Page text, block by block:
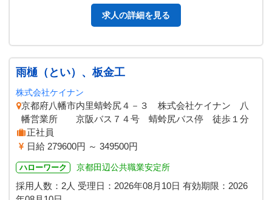
求人の詳細を見る
雨樋（とい）、板金工
株式会社ケイナン
京都府八幡市内里蜻蛉尻４－３ 株式会社ケイナン 八
幡営業所 京阪バス７４号 蜻蛉尻バス停 徒歩１分
正社員
日給 279600円 ～ 349500円
ハローワーク 京都田辺公共職業安定所
採用人数：2人 受理日： 2026年08月10日 有効期限： 2026